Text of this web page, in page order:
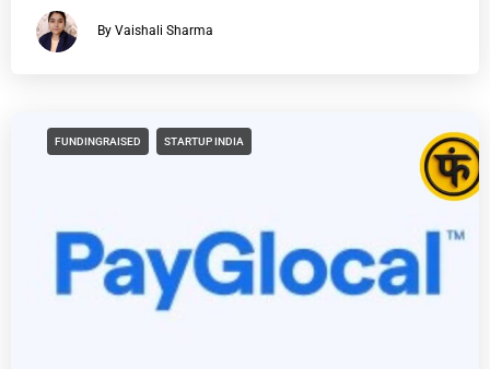
By Vaishali Sharma
FUNDINGRAISED STARTUP INDIA